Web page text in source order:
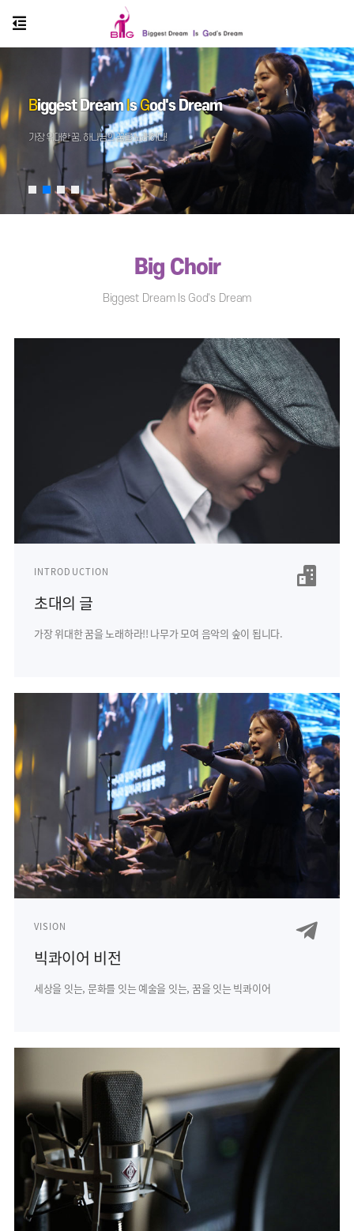
Biggest DreamIsGod's Dream
가장 위대한 꿈, 하나님의 꿈을 노래하다!
Big Choir
Biggest Dream Is God's Dream
INTRODUCTION
초대의 글
가장 위대한 꿈을 노래하라!! 나무가 모여 음악의 숲이 됩니다.
VISION
빅콰이어 비전
세상을 잇는, 문화를 잇는예술을 잇는, 꿈을 잇는 빅콰이어